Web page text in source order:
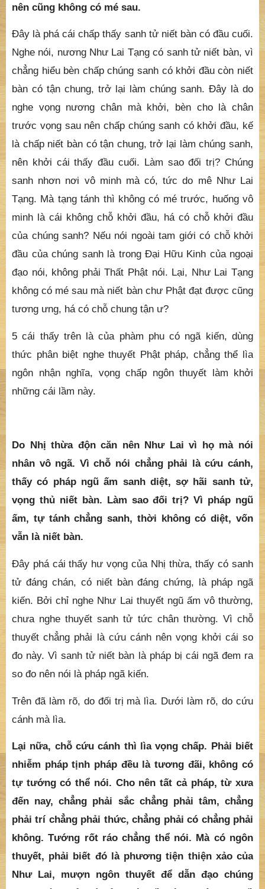
nên cũng không có mé sau.
Đây là phá cái chấp thấy sanh tử niết bàn có đầu cuối.
Nghe nói, nương Như Lai Tạng có sanh tử niết bàn, vì
chẳng hiểu bèn chấp chúng sanh có khởi đầu còn niết
bàn có tận chung, trở lại làm chúng sanh. Đây là do
nghe vọng nương chân mà khởi, bèn cho là chân
trước vọng sau nên chấp chúng sanh có khởi đầu, kế
là chấp niết bàn có tận chung, trở lại làm chúng sanh,
nên khởi cái thấy đầu cuối. Làm sao đối trị? Chúng
sanh nhơn nơi vô minh mà có, tức do mê Như Lai
Tạng. Mà tạng tánh thì không có mé trước, huống vô
minh là cái không chỗ khởi đầu, há có chỗ khởi đầu
của chúng sanh? Nếu nói ngoài tam giới có chỗ khởi
đầu của chúng sanh là trong Đại Hữu Kinh của ngoại
đạo nói, không phải Thất Phật nói. Lại, Như Lai Tạng
không có mé sau mà niết bàn chư Phật đạt được cũng
tương ưng, há có chỗ chung tận ư?
5 cái thấy trên là của phàm phu có ngã kiến, dùng
thức phân biệt nghe thuyết Phật pháp, chẳng thể lìa
ngôn nhận nghĩa, vọng chấp ngôn thuyết làm khởi
những cái lầm này.
Do Nhị thừa độn căn nên Như Lai vì họ mà nói
nhân vô ngã. Vì chỗ nói chẳng phải là cứu cánh,
thấy có pháp ngũ ấm sanh diệt, sợ hãi sanh tử,
vọng thủ niết bàn. Làm sao đối trị? Vì pháp ngũ
ấm, tự tánh chẳng sanh, thời không có diệt, vốn
vẫn là niết bàn.
Đây phá cái thấy hư vọng của Nhị thừa, thấy có sanh
tử đáng chán, có niết bàn đáng chứng, là pháp ngã
kiến. Bởi chỉ nghe Như Lai thuyết ngũ ấm vô thường,
chưa nghe thuyết sanh tử tức chân thường. Vì chỗ
thuyết chẳng phải là cứu cánh nên vọng khởi cái so
đo này. Vì sanh tử niết bàn là pháp bị cái ngã đem ra
so đo nên nói là pháp ngã kiến.
Trên đã làm rõ, do đối trị mà lìa. Dưới làm rõ, do cứu
cánh mà lìa.
Lại nữa, chỗ cứu cánh thì lìa vọng chấp. Phải biết
nhiễm pháp tịnh pháp đều là tương đãi, không có
tự tướng có thể nói. Cho nên tất cả pháp, từ xưa
đến nay, chẳng phải sắc chẳng phải tâm, chẳng
phải trí chẳng phải thức, chẳng phải có chẳng phải
không. Tướng rốt ráo chẳng thể nói. Mà có ngôn
thuyết, phải biết đó là phương tiện thiện xảo của
Như Lai, mượn ngôn thuyết để dẫn đạo chúng